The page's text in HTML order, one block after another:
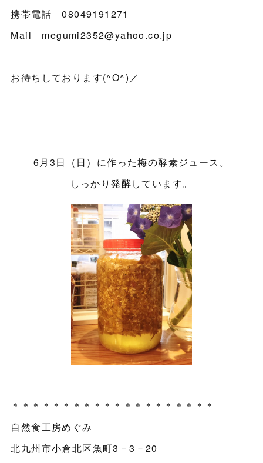
携帯電話 08049191271
Mail megumi2352@yahoo.co.jp
お待ちしております(^O^)／
6月3日（日）に作った梅の酵素ジュース。
しっかり発酵しています。
＊＊＊＊＊＊＊＊＊＊＊＊＊＊＊＊＊＊＊＊
自然食工房めぐみ
北九州市小倉北区魚町3－3－20